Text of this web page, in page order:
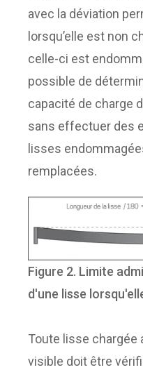
avec la déviation
lorsqu’elle est non
celle-ci est
possible de
capacité de charge
sans effectuer des
lisses
remplacées.
Figure 2. Limite
d'une lisse
Toute lisse chargée
visible doit être